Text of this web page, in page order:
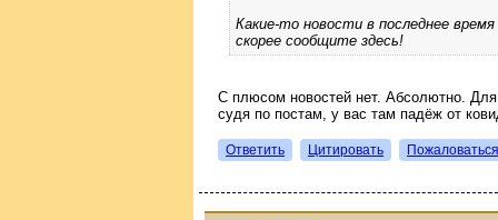
Какие-то новости в последнее
скорее сообщите здесь!
С плюсом новостей нет. Абсолютно.
судя по постам, у вас там падёж от
Ответить Цитировать Пожаловаться